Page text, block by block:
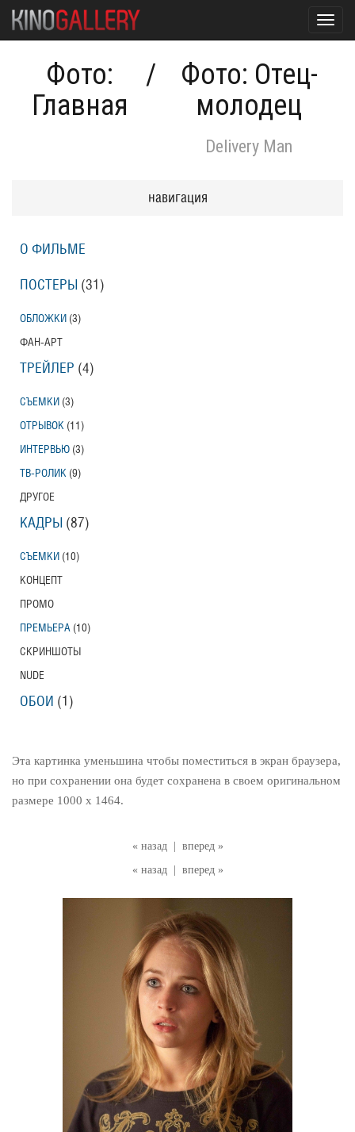
Фото:
Главная
/
Фото: Отец-
молодец
Delivery Man
« назад
вперед »
« назад
вперед »
Эта картинка уменьшина чтобы поместиться в экран браузера,
но при сохранении она будет сохранена в своем оригинальном
размере 1000 x 1464.
навигация
О ФИЛЬМЕ
ПОСТЕРЫ (31)
ОБЛОЖКИ (3)
ФАН-АРТ
ТРЕЙЛЕР (4)
СЪЕМКИ (3)
ОТРЫВОК (11)
ИНТЕРВЬЮ (3)
ТВ-РОЛИК (9)
ДРУГОЕ
КАДРЫ (87)
СЪЕМКИ (10)
КОНЦЕПТ
ПРОМО
ПРЕМЬЕРА (10)
СКРИНШОТЫ
NUDE
ОБОИ (1)